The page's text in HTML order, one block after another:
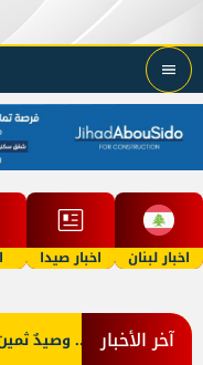
اخبار لبنان اخبار صيدا
آخر الأخبار
المخدرات.. وصيدٌ ثمين